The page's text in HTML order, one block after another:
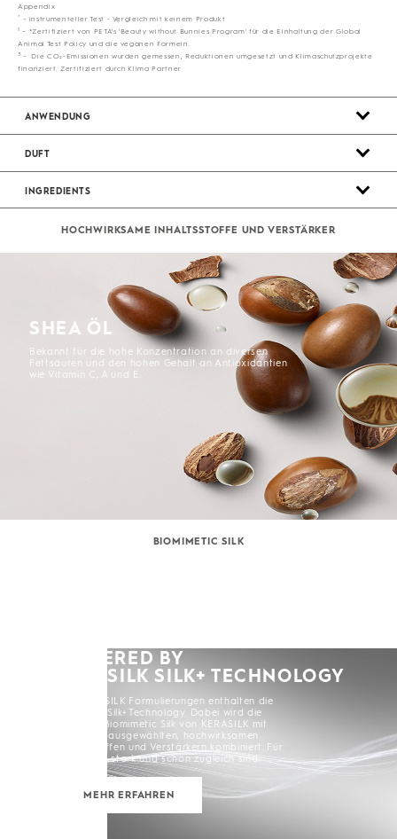
Appendix
* - instrumenteller Test - Vergleich mit keinem Produkt
1 – *Zertifiziert von PETA's 'Beauty without Bunnies Program' für die Einhaltung der Global
Animal Test Policy und die veganen Formeln.
3 - Die CO₂-Emissionen wurden gemessen, Reduktionen umgesetzt und Klimaschutzprojekte
finanziert. Zertifiziert durch Klima Partner
ANWENDUNG
DUFT
INGREDIENTS
HOCHWIRKSAME INHALTSSTOFFE UND VERSTÄRKER
SHEA ÖL
Bekannt für die hohe Konzentration an diversen
Fettsäuren und den hohen Gehalt an Antioxidantien
wie Vitamin C, A und E.
BIOMIMETIC SILK
POWERED BY
KERASILK SILK+ TECHNOLOGY
Alle KERASILK Formulierungen enthalten die
KERASILK Silk+ Technology. Dabei wird die
exklusive Biomimetic Silk von KERASILK mit
sorgfältig ausgewählten, hochwirksamen
Inhaltsstoffen und Verstärkern kombiniert. Für
Haare, die stark und schön zugleich sind.
MEHR ERFAHREN